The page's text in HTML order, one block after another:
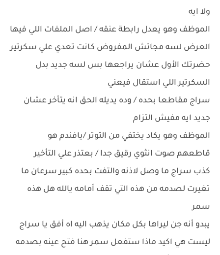
ولا ايه
الموظف وهو يعدل رابطة عنقه / اصل الملفات اللي فيها
العرض لسه مجاتش المفروض كانت تعدي علي سكرتير
حضرتك الأول عشان يراجعها بس لسه جديد بدل
السكرتير اللي استقال فيعني
سراج مقاطعا بحده / وده يديله الحق انه يتأخر عشان
جديد ايه مفيش التزام
الموظف وهو يكاد يختفي من التوتر /يافندم هو
قاطعهم صوت انثوي رقيق جدا / بعتذر علي التأخير
كذب سراج ما وصل لاذنه والتفت بحده كبير سرعان ما
تغيرت لصدمه من هذه التي تقف أمامه يالله هل هذه
سمر
يبدو أنه جن ليراها بكل مكان يذهب اليه اه أفق يا سراج
ليست هي اكيد ماذا ستفعل سمر هنا فتح عينه بصدمه